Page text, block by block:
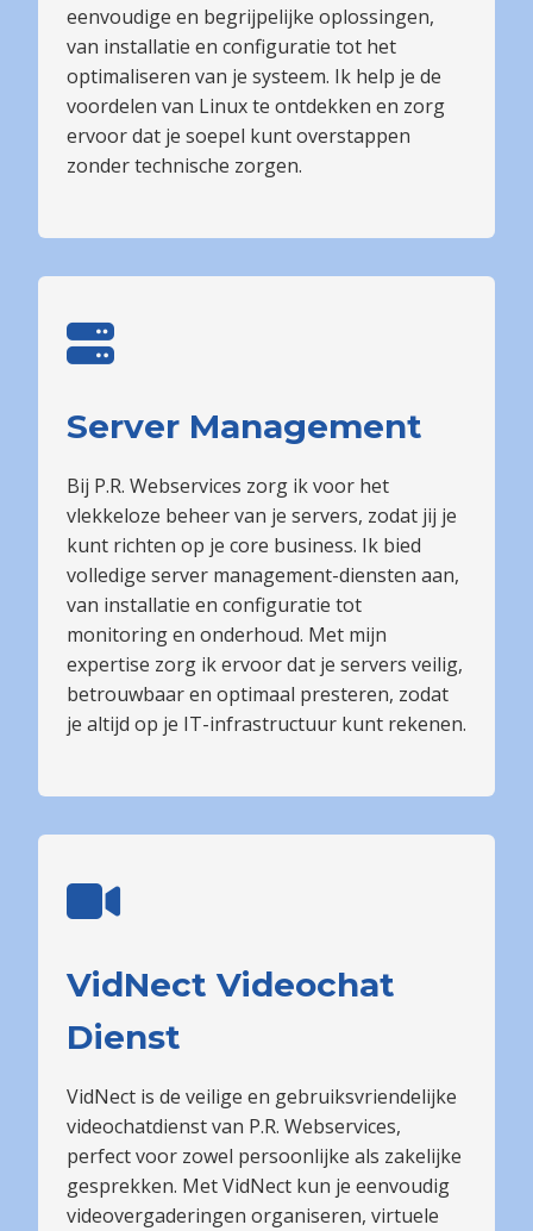
eenvoudige en begrijpelijke oplossingen,
van installatie en configuratie tot het
optimaliseren van je systeem. Ik help je de
voordelen van Linux te ontdekken en zorg
ervoor dat je soepel kunt overstappen
zonder technische zorgen.
Server Management
Bij P.R. Webservices zorg ik voor het
vlekkeloze beheer van je servers, zodat jij je
kunt richten op je core business. Ik bied
volledige server management-diensten aan,
van installatie en configuratie tot
monitoring en onderhoud. Met mijn
expertise zorg ik ervoor dat je servers veilig,
betrouwbaar en optimaal presteren, zodat
je altijd op je IT-infrastructuur kunt rekenen.
VidNect Videochat
Dienst
VidNect is de veilige en gebruiksvriendelijke
videochatdienst van P.R. Webservices,
perfect voor zowel persoonlijke als zakelijke
gesprekken. Met VidNect kun je eenvoudig
videovergaderingen organiseren, virtuele